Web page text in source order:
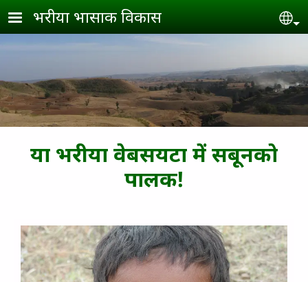
Skip to main content
भरीया भासाक विकास
या भरीया वेबसयटा में सबूनको
पालक!